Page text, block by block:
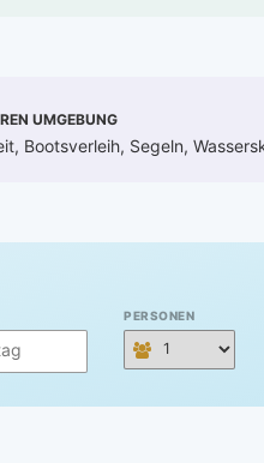
UMGEBUNG
Bootsverleih, Segeln,
PERSONEN